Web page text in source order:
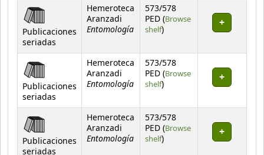
Publicaciones
seriadas
Hemeroteca
Aranzadi
Entomología
573/578
PED (Browse
shelf(Opens below)
)
Publicaciones
seriadas
Hemeroteca
Aranzadi
Entomología
573/578
PED (Browse
shelf(Opens below)
)
Publicaciones
seriadas
Hemeroteca
Aranzadi
Entomología
573/578
PED (Browse
shelf(Opens below)
)